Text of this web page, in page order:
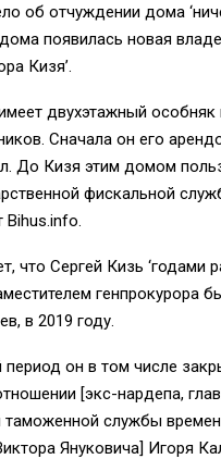
об отчуждении дома
появилась новая
Кизя’.
двухэтажный особняк
Сначала он его
До Кизя этим домом
фискальной
Bihus.info.
что Сергей Кизь ‘годами
генпрокурора
в 2019 году.
период он в том числе
[экс-нардепа,
таможенной службы
Януковича] Игоря